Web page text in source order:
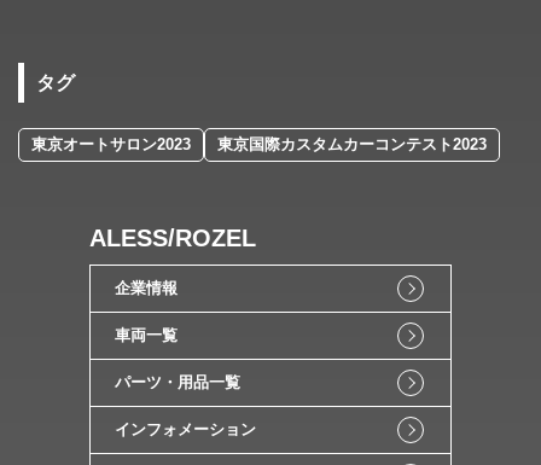
タグ
東京オートサロン2023 東京国際カスタムカーコンテスト2023
ALESS/ROZEL
企業情報
車両一覧
パーツ・用品一覧
インフォメーション